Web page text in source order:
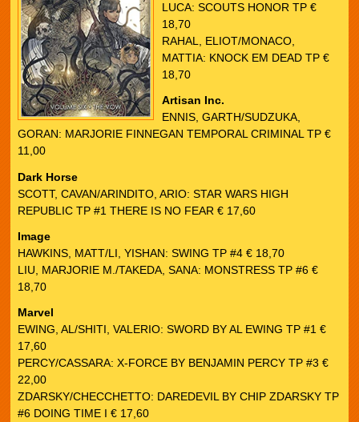
LUCA: SCOUTS HONOR TP €
18,70
RAHAL, ELIOT/MONACO,
MATTIA: KNOCK EM DEAD TP €
18,70
Artisan Inc.
ENNIS, GARTH/SUDZUKA,
GORAN: MARJORIE FINNEGAN TEMPORAL CRIMINAL TP €
11,00
Dark Horse
SCOTT, CAVAN/ARINDITO, ARIO: STAR WARS HIGH
REPUBLIC TP #1 THERE IS NO FEAR € 17,60
Image
HAWKINS, MATT/LI, YISHAN: SWING TP #4 € 18,70
LIU, MARJORIE M./TAKEDA, SANA: MONSTRESS TP #6 €
18,70
Marvel
EWING, AL/SHITI, VALERIO: SWORD BY AL EWING TP #1 €
17,60
PERCY/CASSARA: X-FORCE BY BENJAMIN PERCY TP #3 €
22,00
ZDARSKY/CHECCHETTO: DAREDEVIL BY CHIP ZDARSKY TP
#6 DOING TIME I € 17,60